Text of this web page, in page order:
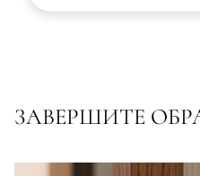
ЗАВЕРШИТЕ